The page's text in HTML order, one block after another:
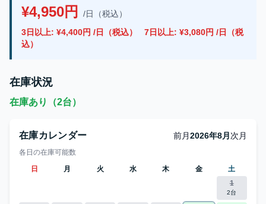
¥4,950円
/日（税込）
3日以上: ¥4,400円 /日（税込）
7日以上: ¥3,080円 /日（税
込）
在庫状況
在庫あり（2台）
在庫カレンダー 前月2026年8月 次月
各日の在庫可能数
日
月 火 水 木 金
土
1
2台